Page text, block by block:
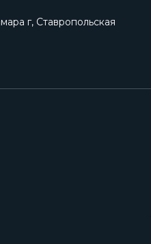
г, Ставропольская